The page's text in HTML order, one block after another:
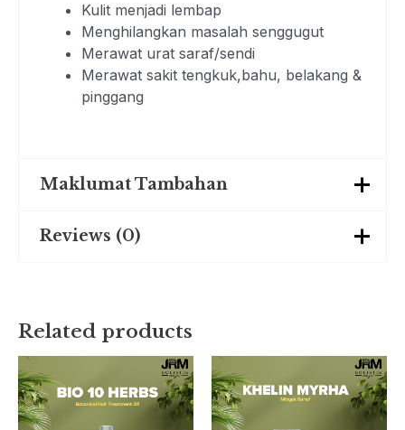
Kulit menjadi lembap
Menghilangkan masalah senggugut
Merawat urat saraf/sendi
Merawat sakit tengkuk,bahu, belakang &
pinggang
Maklumat Tambahan
Weight
Reviews (0)
Be the first to review “(MEGA
SALE) KURMA DHUHA 100
GRAM”
You must be logged into post a review.
Related products